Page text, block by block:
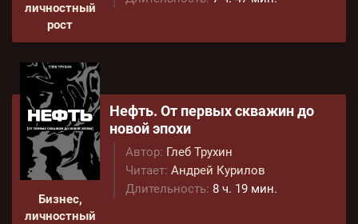
личностный
рост
Бизнес,
личностный
Нефть. От первых скважин до
новой эпохи
Автор: Глеб Трухин
Читает: Андрей Курилов
Длительность: 8 ч. 19 мин.